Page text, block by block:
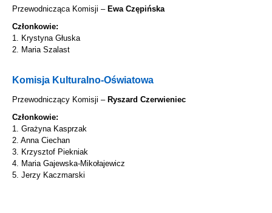
Przewodnicząca Komisji – Ewa Czępińska
Członkowie:
1. Krystyna Głuska
2. Maria Szalast
Komisja Kulturalno-Oświatowa
Przewodniczący Komisji – Ryszard Czerwieniec
Członkowie:
1. Grażyna Kasprzak
2. Anna Ciechan
3. Krzysztof Piekniak
4. Maria Gajewska-Mikołajewicz
5. Jerzy Kaczmarski